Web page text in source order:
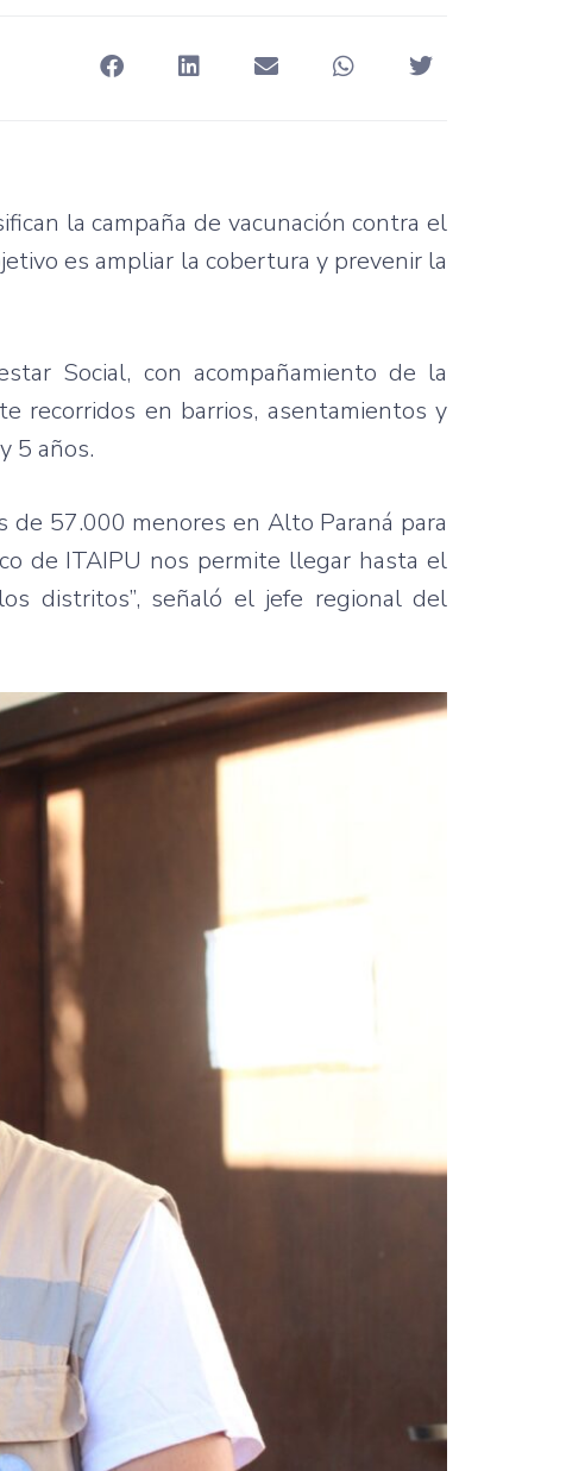
la campaña de vacunación contra el
es ampliar la cobertura y prevenir la
Social, con acompañamiento de la
recorridos en barrios, asentamientos y
5 años.
de 57.000 menores en Alto Paraná para
de ITAIPU nos permite llegar hasta el
distritos”, señaló el jefe regional del